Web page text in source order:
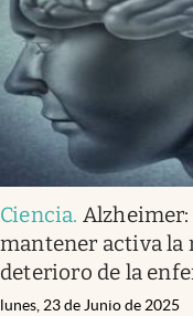
Ciencia. Alzheimer:
mantener activa la
deterioro de la
lunes, 23 de Junio de 2025